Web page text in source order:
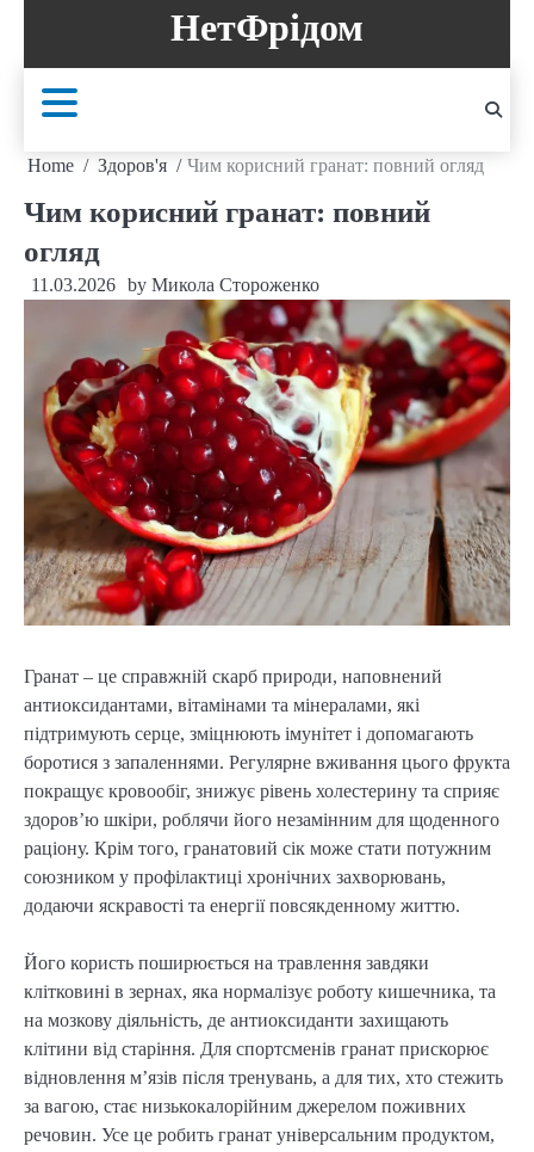
content
НетФрідом
Home Здоров'я Чим корисний гранат: повний огляд
Чим корисний гранат: повний
огляд
11.03.2026 by Микола Стороженко
Гранат – це справжній скарб природи, наповнений
антиоксидантами, вітамінами та мінералами, які
підтримують серце, зміцнюють імунітет і допомагають
боротися з запаленнями. Регулярне вживання цього фрукта
покращує кровообіг, знижує рівень холестерину та сприяє
здоров’ю шкіри, роблячи його незамінним для щоденного
раціону. Крім того, гранатовий сік може стати потужним
союзником у профілактиці хронічних захворювань,
додаючи яскравості та енергії повсякденному життю.
Його користь поширюється на травлення завдяки
клітковині в зернах, яка нормалізує роботу кишечника, та
на мозкову діяльність, де антиоксиданти захищають
клітини від старіння. Для спортсменів гранат прискорює
відновлення м’язів після тренувань, а для тих, хто стежить
за вагою, стає низькокалорійним джерелом поживних
речовин. Усе це робить гранат універсальним продуктом,